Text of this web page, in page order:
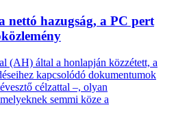
hazugság, a PC pert
(AH) által a honlapján közzétett, a
kapcsolódó dokumentumok
célzattal –, olyan
semmi köze a